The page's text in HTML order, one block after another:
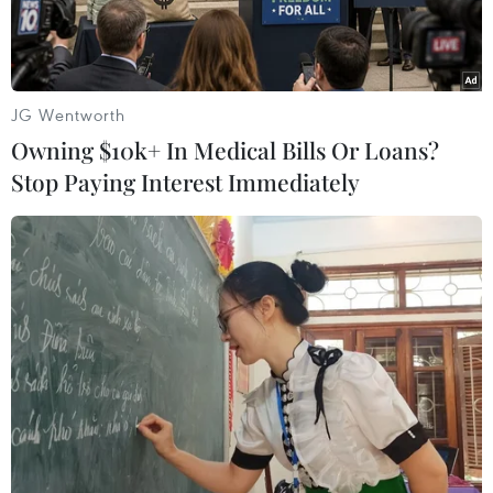
Khu công nghiệp An Phát Complex, Hải Dương. (Ảnh:
Vietnam+)
Việc phát triển kinh tế xanh, kinh tế tuần hoàn
đang từng bước mang lại những kết quả tích
phần, góp phần thay đổi lớn trong phương thức
sản xuất-kinh doanh của các ngành, lĩnh vực tại
Việt Nam, trong đó có lĩnh vực sản xuất công
JG Wentworth
Owning $10k+ In Medical Bills Or Loans?
Stop Paying Interest Immediately